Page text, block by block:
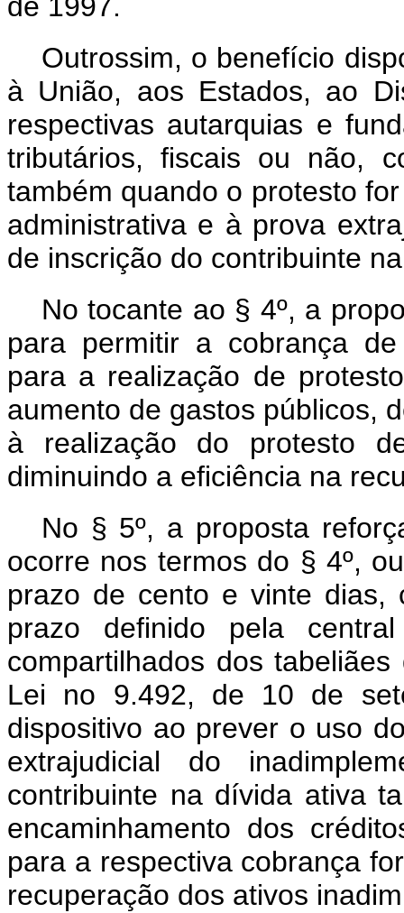
de 1997.
Outrossim, o benefício
à União, aos Estados, ao
respectivas autarquias e
tributários, fiscais ou não,
também quando o protesto
administrativa e à prova
de inscrição do contribuinte
No tocante ao § 4º, a
para permitir a cobrança
para a realização de
aumento de gastos públicos,
à realização do protesto
diminuindo a eficiência na
No § 5º, a proposta
ocorre nos termos do § 4º,
prazo de cento e vinte dias,
prazo definido pela
compartilhados dos
Lei no 9.492, de 10 de
dispositivo ao prever o uso
extrajudicial do
contribuinte na dívida ativa
encaminhamento dos
para a respectiva cobrança
recuperação dos ativos